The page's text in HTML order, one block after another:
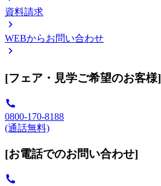
資料請求
WEBからお問い合わせ
[フェア・見学ご希望のお客様]
0800-170-8188
(通話無料)
[お電話でのお問い合わせ]